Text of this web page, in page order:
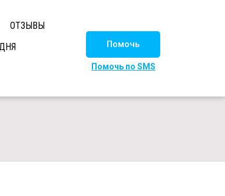
ОТЗЫВЫ
Помочь
Помочь по SMS